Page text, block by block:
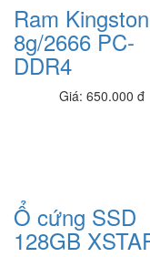
7.900.000 đ7,400,000 đ
Laptop Dell Latitude
SSD128G- 12.5'
Laptop Dell Latitude
SSD128G- 16.5
7.950.000 đ5,400,000 đ
Ram Kingston
8g/2666 PC-
DDR4
Giá: 650.000 đ
Ổ cứng SSD
128GB